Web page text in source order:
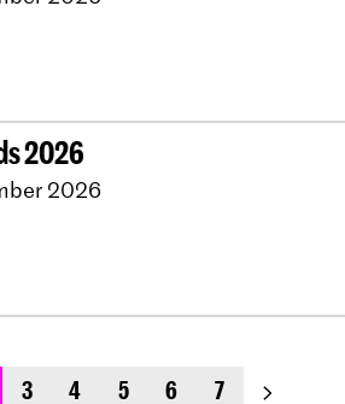
2026
2026
3 4 5 6 7